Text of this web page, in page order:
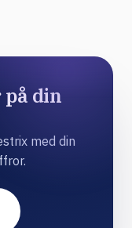
på din
med din